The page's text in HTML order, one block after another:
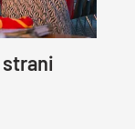
strani